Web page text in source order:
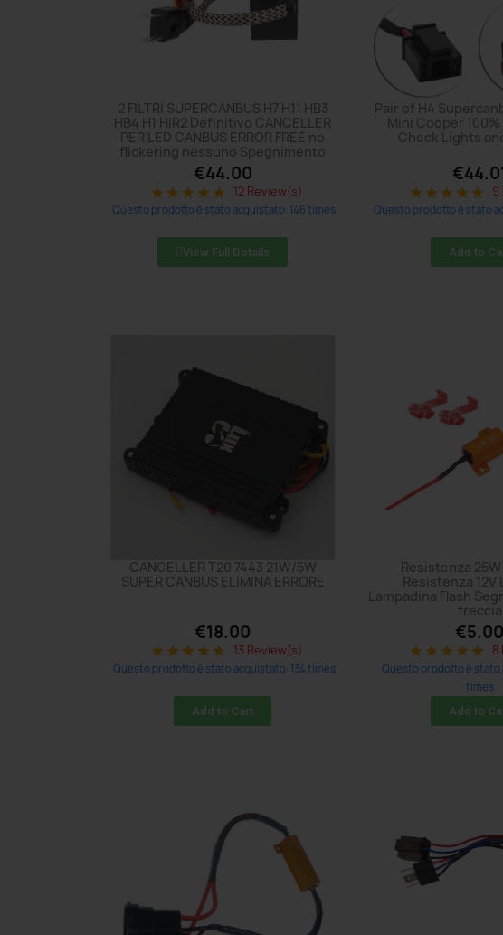
2 FILTRI SUPERCANBUS H7 H11 HB3
HB4 H1 HIR2 Definitivo CANCELLER
PER LED CANBUS ERROR FREE no
flickering nessuno Spegnimento
€44.00
star star star star star 12 Review(s)
Questo prodotto è stato acquistato: 146 times
View Full Details
Pair of H4
Mini Cooper
Check Lights
star star star star star 9
Questo prodotto è stato
Add to
CANCELLER T20 7443 21W/5W
SUPER CANBUS ELIMINA ERRORE
€18.00
star star star star star 13 Review(s)
Questo prodotto è stato acquistato: 134 times
Add to Cart
Resistenza 25W
Resistenza 12V
Lampadina Flash
freccia
€5.00
star star star star star 8
Questo prodotto è stato
times
Add to